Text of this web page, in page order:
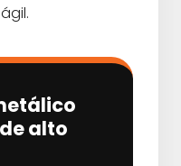
alto